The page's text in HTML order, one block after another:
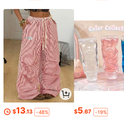
$13.13 -48% $5.67 -19%